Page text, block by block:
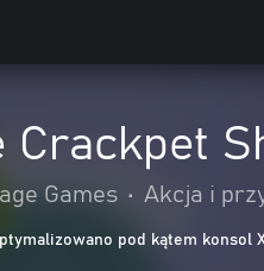
Crackpet
Games • Akcja i
pod kątem konsol